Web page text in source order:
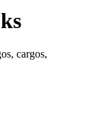
cargos,